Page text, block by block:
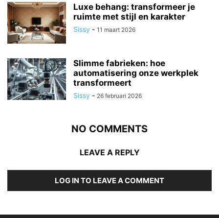
Luxe behang: transformeer je
ruimte met stijl en karakter
Sissy - 11 maart 2026
Slimme fabrieken: hoe
automatisering onze werkplek
transformeert
Sissy - 26 februari 2026
NO COMMENTS
LEAVE A REPLY
LOG IN TO LEAVE A COMMENT